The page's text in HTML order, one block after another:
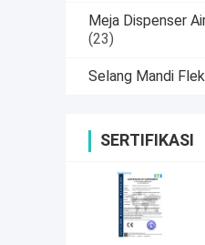
Meja Dispenser
(23)
Selang Mandi
SERTIFIKASI